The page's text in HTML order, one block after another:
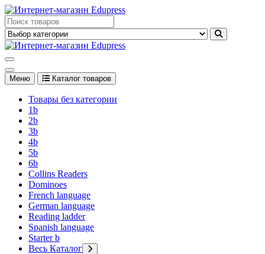
Перейти
к
содержимому
Edupress Uzbekistan, Edupress Узбекистан, книги, учебники на
английском языке
английском языке
Меню Каталог товаров
Товары без категории
1b
2b
3b
4b
5b
6b
Collins Readers
Dominoes
French language
German language
Reading ladder
Spanish language
Starter b
Весь Каталог